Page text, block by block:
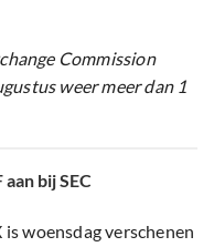
Commission
weer meer dan 1
bij SEC
woensdag verschenen